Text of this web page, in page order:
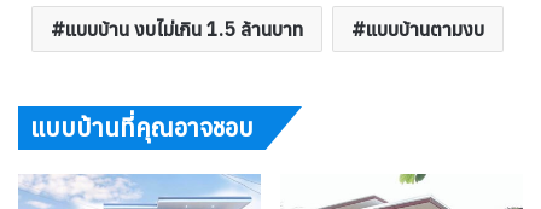
แบบบ้าน งบไม่เกิน 1.5 ล้านบาท แบบบ้านตามงบ
แบบบ้านที่คุณอาจชอบ